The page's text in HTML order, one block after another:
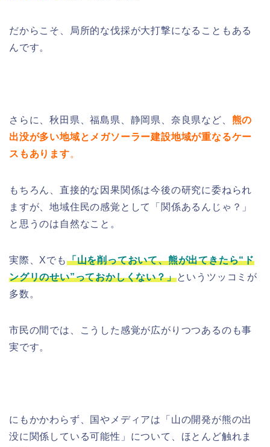
だからこそ、局所的な伐採が大打撃になることもある
んです。
さらに、秋田県、福島県、静岡県、奈良県など、 熊の
出没が多い地域とメガソーラー建設地域が重なるケー
スもあります。
もちろん、直接的な因果関係は今後の研究に委ねられ
ますが、地域住民の感覚として「関係あるんじゃ？」
と思うのは自然なこと。
実際、Xでも「山を削っておいて、熊が出てきたら“ド
ングリのせい”っておかしくない？」というツッコミが
多数。
市民の間では、こうした感覚が広がりつつあるのも事
実です。
にもかかわらず、国やメディアは「山の開発が熊の出
没に関係している可能性」について、ほとんど触れま